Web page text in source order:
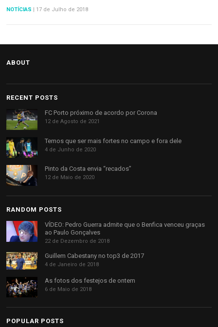
NOTÍCIAS 17 de Julho de 2018
ABOUT
RECENT POSTS
FC Porto próximo de acordo por Corona
12 de Agosto de 2021
Temos que ser mais fortes no campo e fora dele
4 de Junho de 2020
Pinto da Costa envia “recados”
12 de Maio de 2020
RANDOM POSTS
VÍDEO: Pedro Guerra admite que o Benfica venceu graças
ao Paulo Gonçalves
22 de Dezembro de 2018
Guillem Cabestany no top3 de 2017
4 de Janeiro de 2018
As fotos dos festejos de ontem
6 de Maio de 2018
POPULAR POSTS